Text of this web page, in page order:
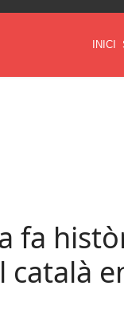
INICI
fa